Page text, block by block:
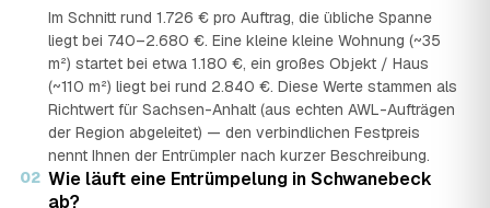
Im Schnitt rund 1.726 € pro Auftrag, die übliche Spanne
liegt bei 740–2.680 €. Eine kleine kleine Wohnung (~35
m²) startet bei etwa 1.180 €, ein großes Objekt / Haus
(~110 m²) liegt bei rund 2.840 €. Diese Werte stammen als
Richtwert für Sachsen-Anhalt (aus echten AWL-Aufträgen
der Region abgeleitet) — den verbindlichen Festpreis
nennt Ihnen der Entrümpler nach kurzer Beschreibung.
02 Wie läuft eine Entrümpelung in Schwanebeck
ab?